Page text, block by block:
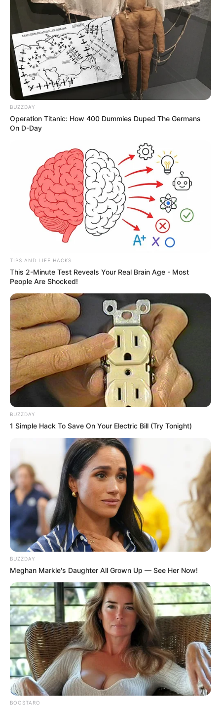
BUZZDAY
Operation Titanic: How 400 Dummies Duped The Germans
On D-Day
TIPS AND LIFE HACKS
This 2-Minute Test Reveals Your Real Brain Age - Most
People Are Shocked!
BUZZDAY
1 Simple Hack To Save On Your Electric Bill (Try Tonight)
BUZZDAY
Meghan Markle's Daughter All Grown Up — See Her Now!
BOOSTARO